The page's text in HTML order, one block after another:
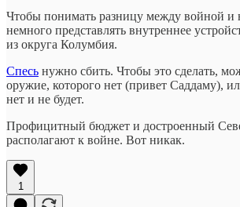
Чтобы понимать разницу между войной и
немного представлять внутреннее
из округа Колумбия.
Спесь нужно сбить. Чтобы это сделать,
оружие, которого нет (привет Саддаму),
нет и не будет.
Профицитный бюджет и достроенный
располагают к войне. Вот никак.
1